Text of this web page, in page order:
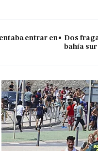
entrar en
Dos
bahía